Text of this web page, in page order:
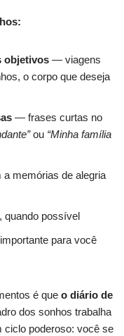
objetivos — viagens
o corpo que deseja
— frases curtas no
ou “Minha família
a memórias de alegria
possível
para você
é que o diário de
dos sonhos trabalha
ciclo poderoso: você se